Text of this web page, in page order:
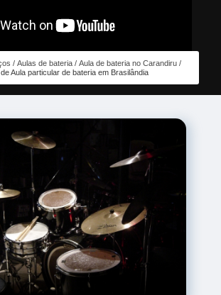
Aulas de bateria
Aula de bateria no Carandiru
Aula particular de bateria em Brasilândia